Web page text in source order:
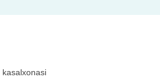
kasalxonasi